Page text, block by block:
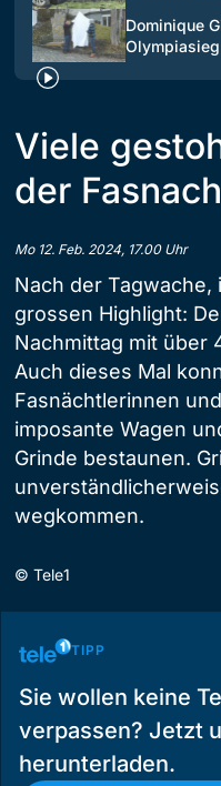
Dominique
Olympiasieg
Viele
der
Mo 12. Feb. 2024, 17.00 Uhr
Nach der
grossen Highlight:
Nachmittag mit über
Auch dieses Mal
Fasnächtlerinnen
imposante Wagen
Grinde bestaunen.
wegkommen.
© Tele1
TIPP
Sie wollen keine
verpassen? Jetzt
herunterladen.